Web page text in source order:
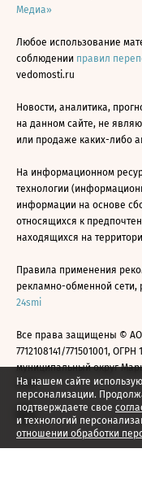
На нашем сайте
персонализации.
подтверждаете свое
и технологий
отношении обработки
Медиа»
Любое использование
соблюдении правил
vedomosti.ru
Новости, аналитика,
на данном сайте, не
или продаже каких-либо
На информационном
технологии
информации на основе
относящихся к
находящихся на
Правила применения
рекламно-обменной
24smi
Все права защищены ©
7712108141/771501001, ОГРН
муниципальный округ
2026